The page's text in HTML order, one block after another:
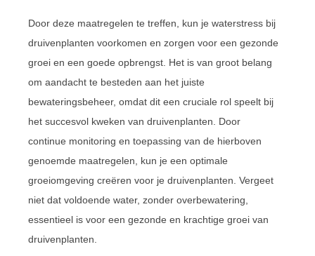
Door deze maatregelen te treffen, kun je waterstress bij
druivenplanten voorkomen en zorgen voor een gezonde
groei en een goede opbrengst. Het is van groot belang
om aandacht te besteden aan het juiste
bewateringsbeheer, omdat dit een cruciale rol speelt bij
het succesvol kweken van druivenplanten. Door
continue monitoring en toepassing van de hierboven
genoemde maatregelen, kun je een optimale
groeiomgeving creëren voor je druivenplanten. Vergeet
niet dat voldoende water, zonder overbewatering,
essentieel is voor een gezonde en krachtige groei van
druivenplanten.